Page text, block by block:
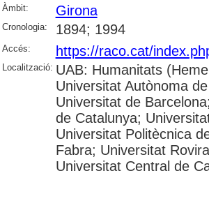
Àmbit: Girona
Cronologia: 1894; 1994
Accés: https://raco.cat/
Localització: UAB: Humanitats
Universitat Autònoma
Universitat de
de Catalunya;
Universitat Politècnica
Fabra; Universitat
Universitat Central de